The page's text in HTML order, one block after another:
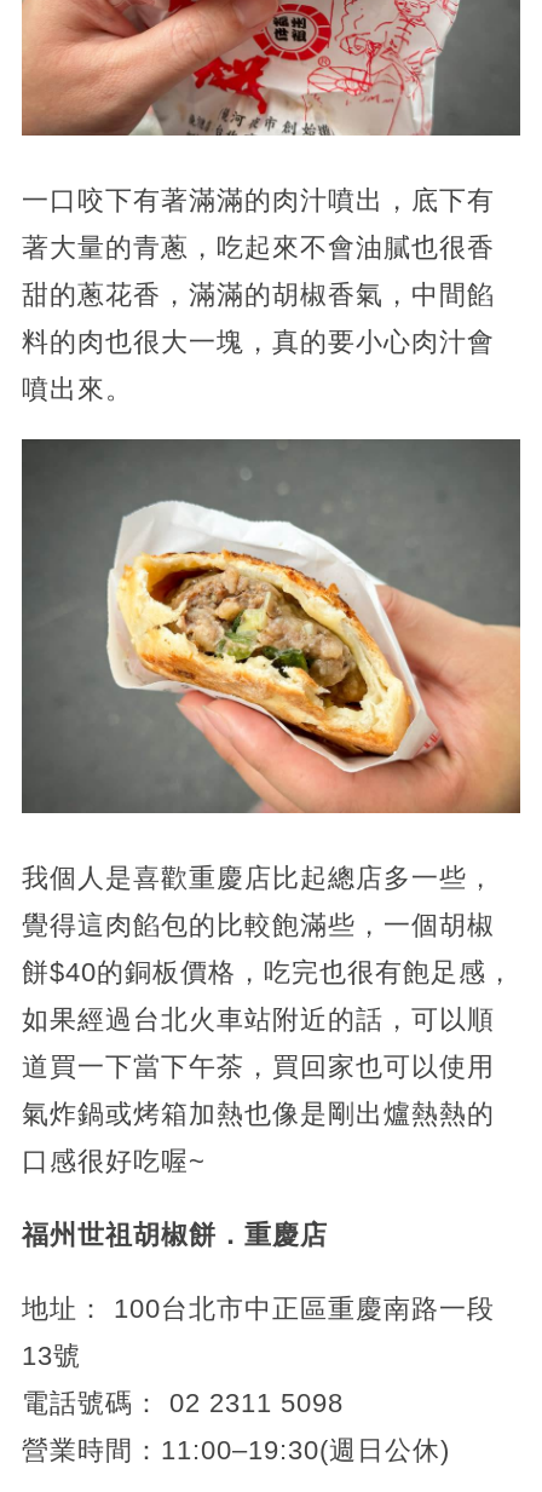
一口咬下有著滿滿的肉汁噴出，底下有
著大量的青蔥，吃起來不會油膩也很香
甜的蔥花香，滿滿的胡椒香氣，中間餡
料的肉也很大一塊，真的要小心肉汁會
噴出來。
我個人是喜歡重慶店比起總店多一些，
覺得這肉餡包的比較飽滿些，一個胡椒
餅$40的銅板價格，吃完也很有飽足感，
如果經過台北火車站附近的話，可以順
道買一下當下午茶，買回家也可以使用
氣炸鍋或烤箱加熱也像是剛出爐熱熱的
口感很好吃喔~
福州世祖胡椒餅．重慶店
地址： 100台北市中正區重慶南路一段
13號
電話號碼： 02 2311 5098
營業時間：11:00–19:30(週日公休)